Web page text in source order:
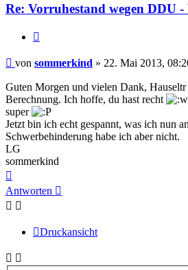
Re: Vorruhestand wegen DDU
Beitrag
von sommerkind » 22. Mai 2013,
Guten Morgen und vielen Dank,
Berechnung. Ich hoffe, du hast recht
super
Jetzt bin ich echt gespannt, was ich nun
Schwerbehinderung habe ich aber nicht.
LG
sommerkind
oben
Antworten
Druckansicht